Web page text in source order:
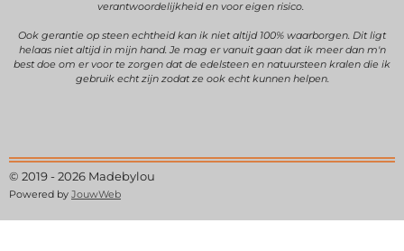
verantwoordelijkheid en voor eigen risico.
Ook gerantie op steen echtheid kan ik niet altijd 100% waarborgen. Dit ligt
helaas niet altijd in mijn hand. Je mag er vanuit gaan dat ik meer dan m'n
best doe om er voor te zorgen dat de edelsteen en natuursteen kralen die ik
gebruik echt zijn zodat ze ook echt kunnen helpen.
© 2019 - 2026 Madebylou
Powered by JouwWeb